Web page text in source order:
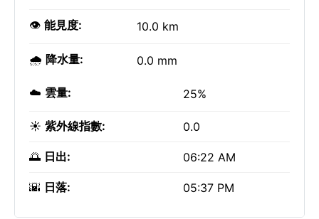
👁️ 能見度: 10.0 km
🌧️ 降水量: 0.0 mm
☁️ 雲量: 25%
☀️ 紫外線指數: 0.0
🌅 日出: 06:22 AM
🌇 日落: 05:37 PM